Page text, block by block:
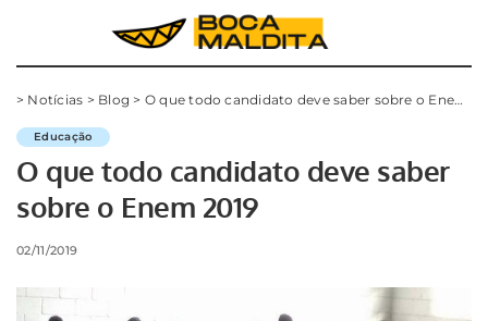
> Notícias > Blog > O que todo candidato deve saber sobre o Enem 2019
Educação
O que todo candidato deve saber
sobre o Enem 2019
02/11/2019